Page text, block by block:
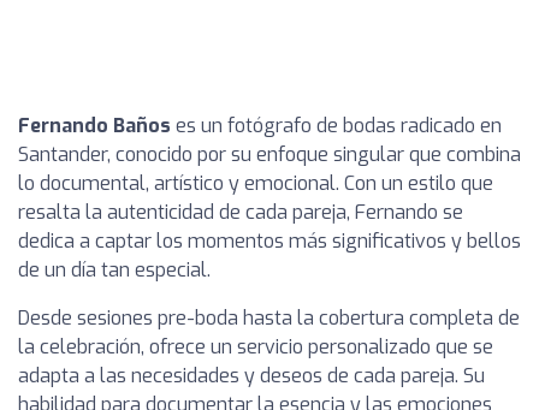
Fernando Baños es un fotógrafo de bodas radicado en
Santander, conocido por su enfoque singular que combina
lo documental, artístico y emocional. Con un estilo que
resalta la autenticidad de cada pareja, Fernando se
dedica a captar los momentos más significativos y bellos
de un día tan especial.
Desde sesiones pre-boda hasta la cobertura completa de
la celebración, ofrece un servicio personalizado que se
adapta a las necesidades y deseos de cada pareja. Su
habilidad para documentar la esencia y las emociones